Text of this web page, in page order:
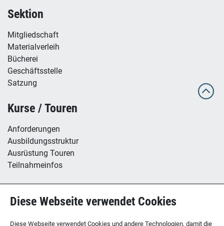
Sektion
Mitgliedschaft
Materialverleih
Bücherei
Geschäftsstelle
Satzung
Kurse / Touren
Anforderungen
Ausbildungsstruktur
Ausrüstung Touren
Teilnahmeinfos
B12 - Boulderzentrum
Diese Webseite verwendet Cookies
Diese Webseite verwendet Cookies und andere Technologien, damit die